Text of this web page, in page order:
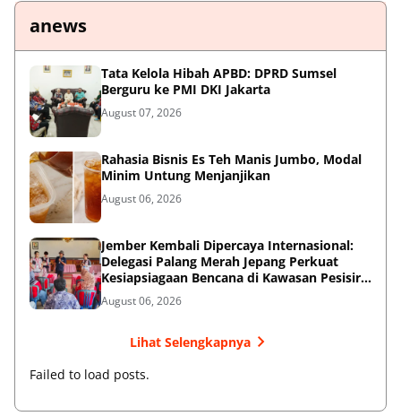
anews
Tata Kelola Hibah APBD: DPRD Sumsel
Berguru ke PMI DKI Jakarta
August 07, 2026
Rahasia Bisnis Es Teh Manis Jumbo, Modal
Minim Untung Menjanjikan
August 06, 2026
Jember Kembali Dipercaya Internasional:
Delegasi Palang Merah Jepang Perkuat
Kesiapsiagaan Bencana di Kawasan Pesisir
dan Sekolah
August 06, 2026
Lihat Selengkapnya
Failed to load posts.